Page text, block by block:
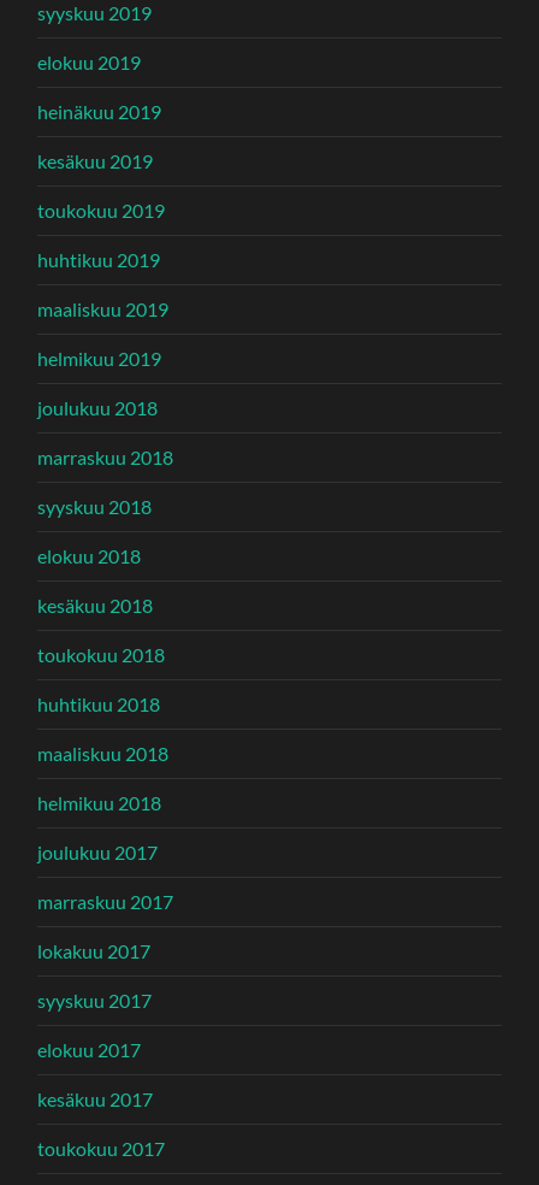
syyskuu 2019
elokuu 2019
heinäkuu 2019
kesäkuu 2019
toukokuu 2019
huhtikuu 2019
maaliskuu 2019
helmikuu 2019
joulukuu 2018
marraskuu 2018
syyskuu 2018
elokuu 2018
kesäkuu 2018
toukokuu 2018
huhtikuu 2018
maaliskuu 2018
helmikuu 2018
joulukuu 2017
marraskuu 2017
lokakuu 2017
syyskuu 2017
elokuu 2017
kesäkuu 2017
toukokuu 2017